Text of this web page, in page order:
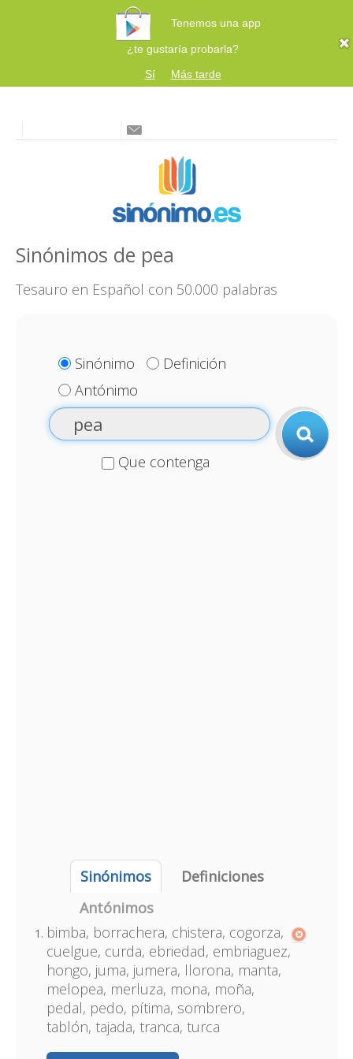
Tenemos una app
¿te gustaría probarla?
Sí
Más tarde
Sinónimos de pea
Tesauro en Español con 50.000 palabras
Sinónimo
Definición
Antónimo
Que contenga
Sinónimos
Definiciones
Antónimos
bimba, borrachera, chistera, cogorza,
cuelgue, curda, ebriedad, embriaguez,
hongo, juma, jumera, llorona, manta,
melopea, merluza, mona, moña,
pedal, pedo, pítima, sombrero,
tablón, tajada, tranca, turca